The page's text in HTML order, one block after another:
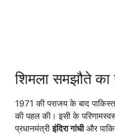
शिमला समझौते का
1971 की पराजय के बाद
की पहल की। इसी के
प्रधानमंत्रीइंदिरा गांधीऔर